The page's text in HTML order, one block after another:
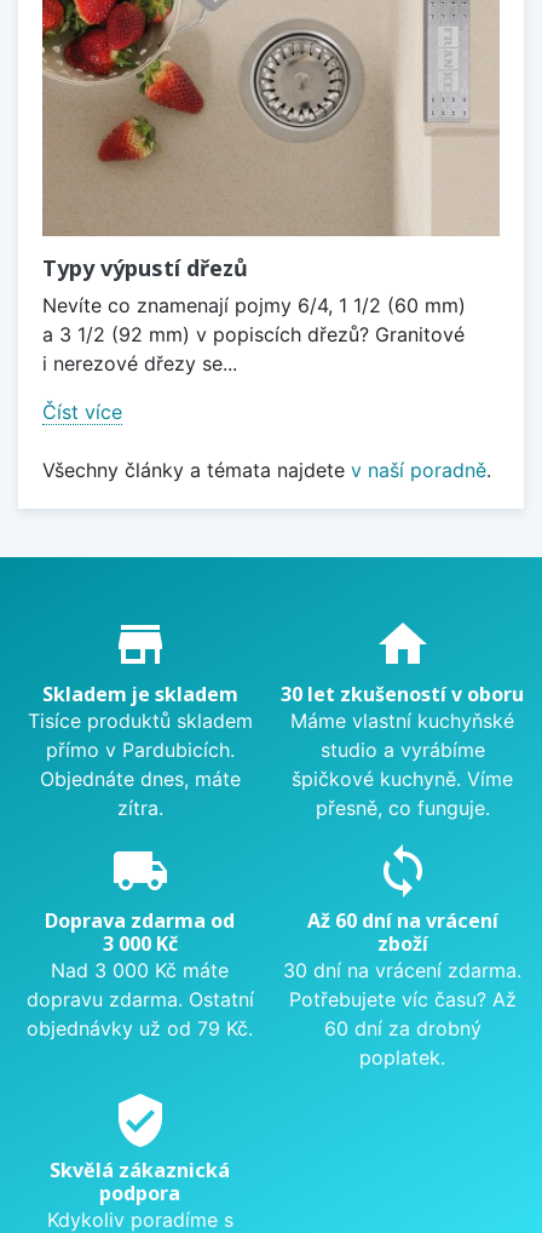
Typy výpustí dřezů
Nevíte co znamenají pojmy 6/4, 1 1/2 (60 mm)
a 3 1/2 (92 mm) v popiscích dřezů? Granitové
i nerezové dřezy se...
Číst více
Všechny články a témata najdete v naší poradně.
Proč nakupovat u nás?
store_mall_directory
Skladem je skladem
Tisíce produktů skladem
přímo v Pardubicích.
Objednáte dnes, máte
zítra.
home
30 let zkušeností v oboru
Máme vlastní kuchyňské
studio a vyrábíme
špičkové kuchyně. Víme
přesně, co funguje.
local_shipping
Doprava zdarma od
3 000 Kč
Nad 3 000 Kč máte
dopravu zdarma. Ostatní
objednávky už od 79 Kč.
sync
Až 60 dní na vrácení
zboží
30 dní na vrácení zdarma.
Potřebujete víc času? Až
60 dní za drobný
poplatek.
verified_user
Skvělá zákaznická
podpora
Kdykoliv poradíme s